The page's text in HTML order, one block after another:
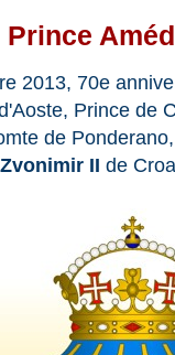
2013, 70e
Prince de
de
Zvonimir II de